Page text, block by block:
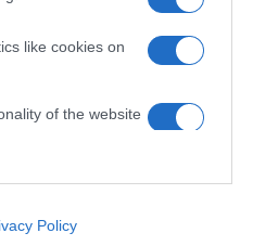
like cookies on
of the website
including
Policy